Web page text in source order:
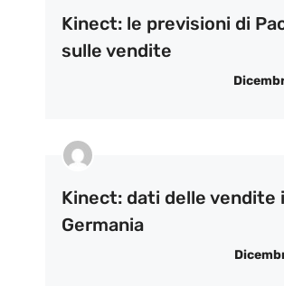
Kinect: le previsioni di
sulle vendite
Kinect: dati delle vendite
Germania